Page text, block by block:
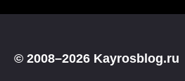
© 2008–2026 Kayrosblog.ru